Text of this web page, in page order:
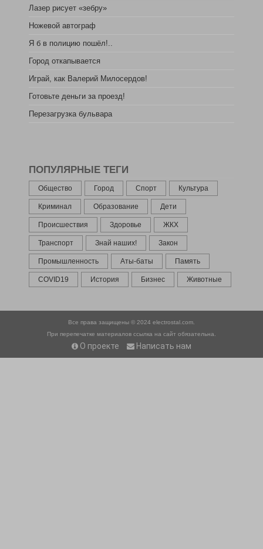
Лазер рисует «зебру»
Ножевой автограф
Я б в полицию пошёл!..
Город откапывается
Играй, как Валерий Милосердов!
Готовьте деньги за проезд!
Перезагрузка бульвара
ПОПУЛЯРНЫЕ ТЕГИ
Общество Город Спорт Культура
Криминал Образование Дети
Происшествия Здоровье ЖКХ
Транспорт Знай наших! Закон
Промышленность Аты-баты Память
COVID19 История Бизнес Животные
Все права защищены © 2024 electrostal.com.
При перепечатке материалов ссылка на сайт обязательна.
О проекте Написать нам